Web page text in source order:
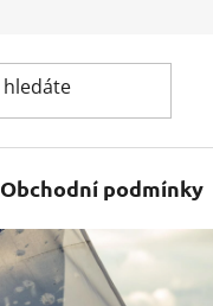
Obchodní podmínky